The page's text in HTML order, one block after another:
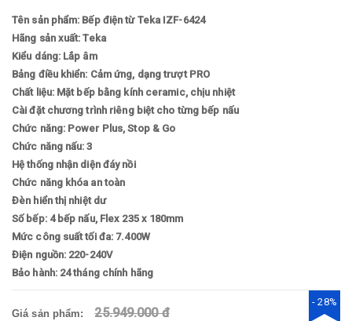
Tên sản phẩm: Bếp điện từ Teka IZF-6424
Hãng sản xuất: Teka
Kiểu dáng: Lắp âm
Bảng điều khiển: Cảm ứng, dạng trượt PRO
Chất liệu: Mặt bếp bằng kính ceramic, chịu nhiệt
Cài đặt chương trình riêng biệt cho từng bếp nấu
Chức năng: Power Plus, Stop & Go
Chức năng nấu: 3
Hệ thống nhận diện đáy nồi
Chức năng khóa an toàn
Đèn hiển thị nhiệt dư
Số bếp: 4 bếp nấu, Flex 235 x 180mm
Mức công suất tối đa: 7.400W
Điện nguồn: 220-240V
Bảo hành: 24 tháng chính hãng
Giá sản phẩm: 25.949.000 đ
- 28%